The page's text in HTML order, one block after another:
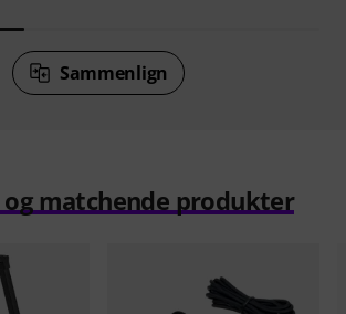
Sammenlign
matchende produkter